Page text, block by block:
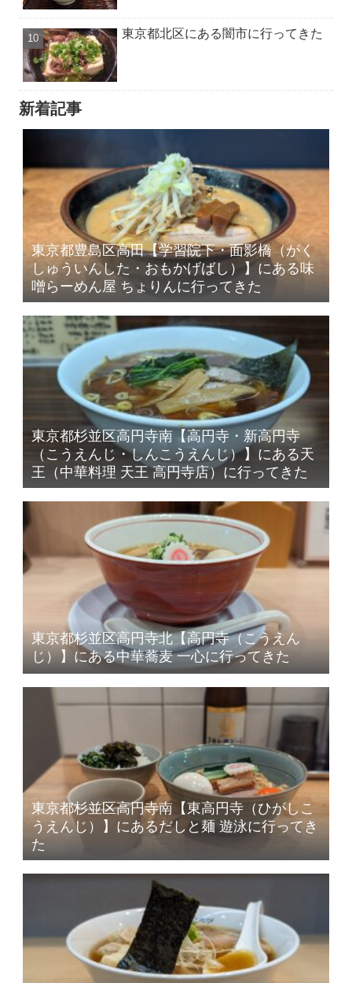
東京都北区にある闇市に行ってきた
新着記事
東京都豊島区高田【学習院下・面影橋（がく
しゅういんした・おもかげばし）】にある味
噌らーめん屋 ちょりんに行ってきた
東京都杉並区高円寺南【高円寺・新高円寺
（こうえんじ・しんこうえんじ）】にある天
王（中華料理 天王 高円寺店）に行ってきた
東京都杉並区高円寺北【高円寺（こうえん
じ）】にある中華蕎麦 一心に行ってきた
東京都杉並区高円寺南【東高円寺（ひがしこ
うえんじ）】にあるだしと麺 遊泳に行ってき
た